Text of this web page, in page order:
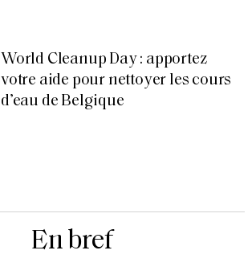
World Cleanup Day : apportez
votre aide pour nettoyer les cours
d’eau de Belgique
En bref